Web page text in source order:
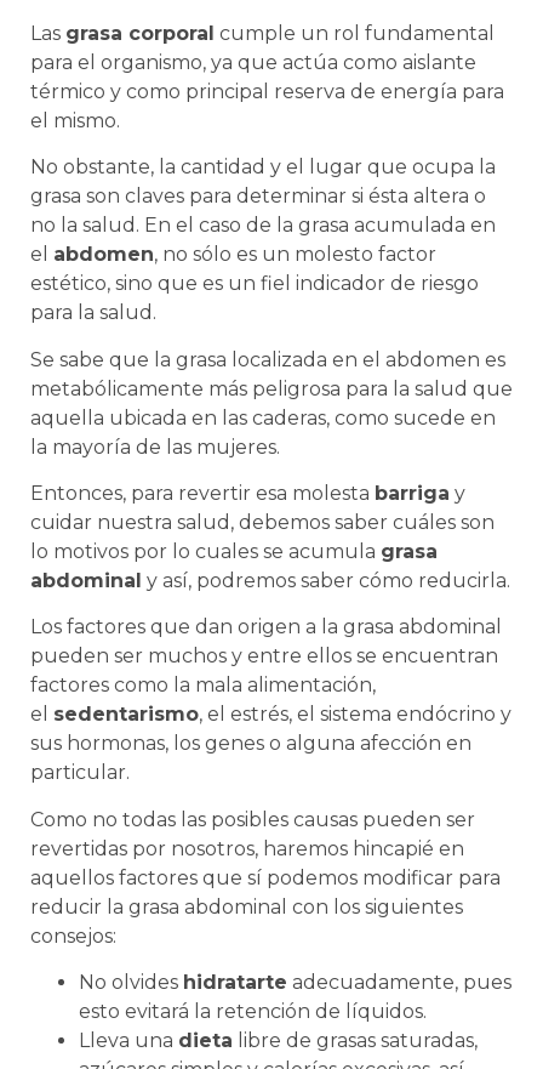
Las grasa corporal cumple un rol fundamental
para el organismo, ya que actúa como aislante
térmico y como principal reserva de energía para
el mismo.
No obstante, la cantidad y el lugar que ocupa la
grasa son claves para determinar si ésta altera o
no la salud. En el caso de la grasa acumulada en
el abdomen, no sólo es un molesto factor
estético, sino que es un fiel indicador de riesgo
para la salud.
Se sabe que la grasa localizada en el abdomen es
metabólicamente más peligrosa para la salud que
aquella ubicada en las caderas, como sucede en
la mayoría de las mujeres.
Entonces, para revertir esa molesta barriga y
cuidar nuestra salud, debemos saber cuáles son
lo motivos por lo cuales se acumula grasa
abdominal y así, podremos saber cómo reducirla.
Los factores que dan origen a la grasa abdominal
pueden ser muchos y entre ellos se encuentran
factores como la mala alimentación,
el sedentarismo, el estrés, el sistema endócrino y
sus hormonas, los genes o alguna afección en
particular.
Como no todas las posibles causas pueden ser
revertidas por nosotros, haremos hincapié en
aquellos factores que sí podemos modificar para
reducir la grasa abdominal con los siguientes
consejos:
No olvides hidratarte adecuadamente, pues
esto evitará la retención de líquidos.
Lleva una dieta libre de grasas saturadas,